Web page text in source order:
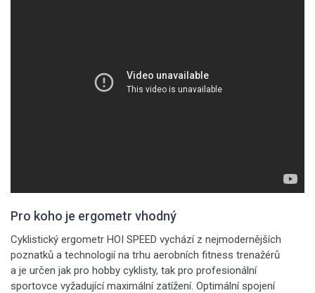
Pro koho je ergometr vhodný
Cyklistický ergometr HOI SPEED vychází z nejmodernějších
poznatků a technologií na trhu aerobních fitness trenažérů
a je určen jak pro hobby cyklisty, tak pro profesionální
sportovce vyžadující maximální zatížení. Optimální spojení